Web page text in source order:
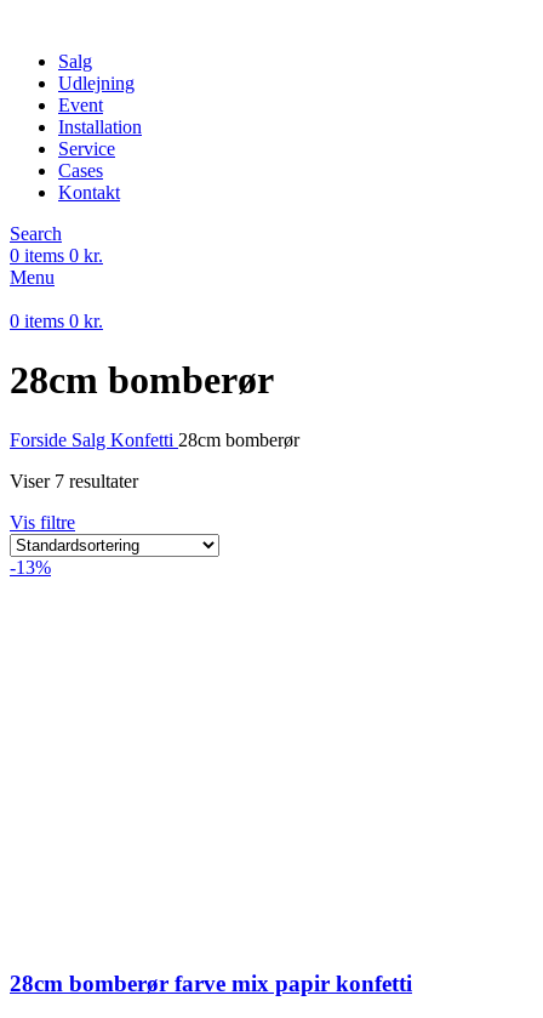
Salg
Udlejning
Event
Installation
Service
Cases
Kontakt
Search
0 items 0 kr.
Menu
0 items 0 kr.
28cm bomberør
Forside Salg Konfetti 28cm bomberør
Viser 7 resultater
Vis filtre
-13%
28cm bomberør farve mix papir konfetti